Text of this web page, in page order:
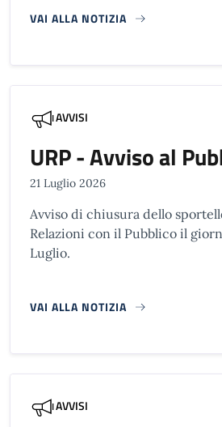
VAI ALLA NOTIZIA
AVVISI
URP - Avviso al
21 Luglio 2026
Avviso di chiusura dello
Relazioni con il Pubblico il
Luglio.
VAI ALLA NOTIZIA
AVVISI